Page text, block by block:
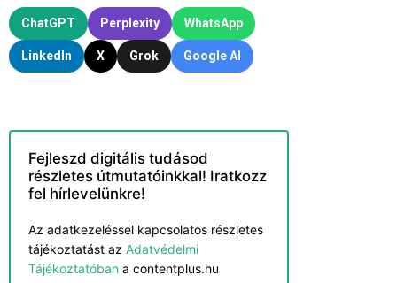
ChatGPT Perplexity WhatsApp
LinkedIn X Grok Google AI
Fejleszd digitális tudásod
részletes útmutatóinkkal! Iratkozz
fel hírlevelünkre!
Az adatkezeléssel kapcsolatos részletes
tájékoztatást az Adatvédelmi
Tájékoztatóban a contentplus.hu